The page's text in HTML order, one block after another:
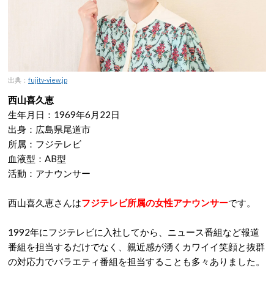
出典： fujitv-view.jp
西山喜久恵
生年月日：1969年6月22日
出身：広島県尾道市
所属：フジテレビ
血液型：AB型
活動：アナウンサー
西山喜久恵さんはフジテレビ所属の女性アナウンサーです。
1992年にフジテレビに入社してから、ニュース番組など報道
番組を担当するだけでなく、親近感が湧くカワイイ笑顔と抜群
の対応力でバラエティ番組を担当することも多々ありました。